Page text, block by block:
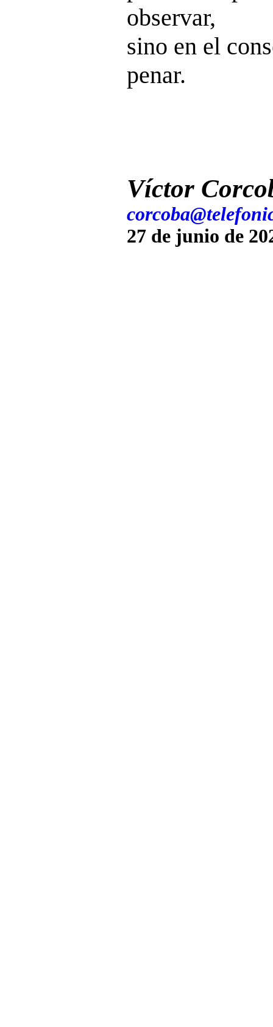
observar,
sino en el
penar.
Víctor
27 de junio de